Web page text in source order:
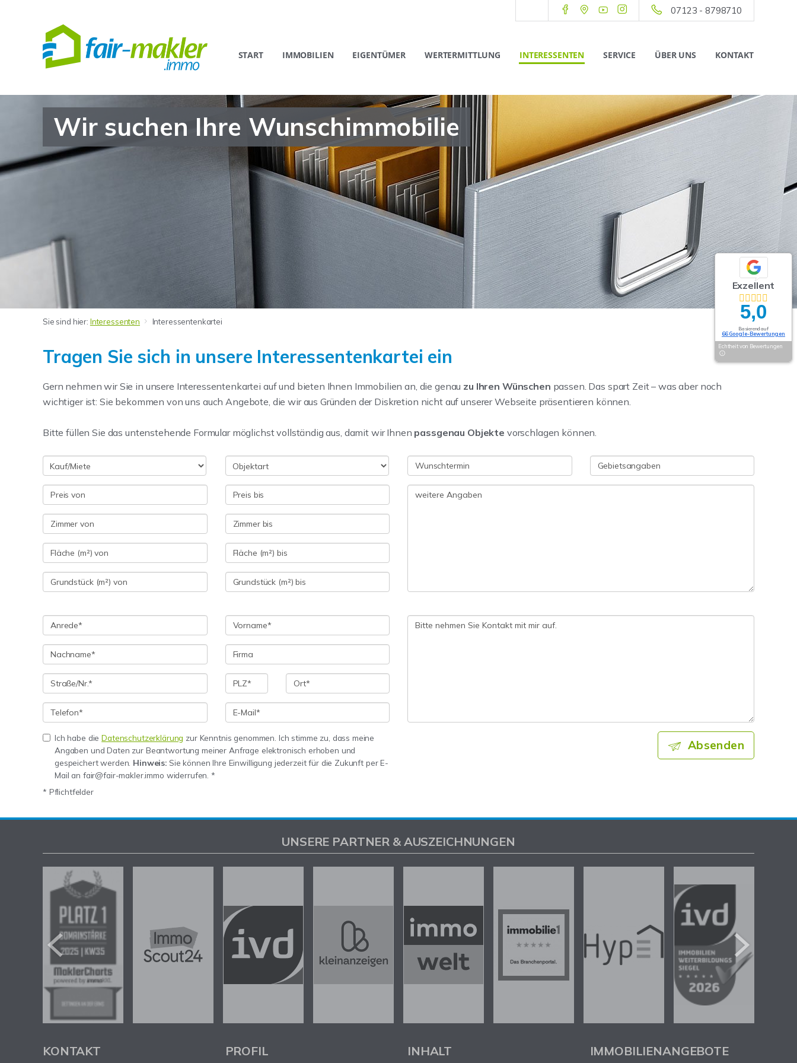
07123 - 8798710
START IMMOBILIEN EIGENTÜMER WERTERMITTLUNG INTERESSENTEN SERVICE ÜBER UNS KONTAKT
Wir suchen Ihre Wunschimmobilie
Sie sind hier: Interessenten Interessentenkartei
Tragen Sie sich in unsere Interessentenkartei ein
Gern nehmen wir Sie in unsere Interessentenkartei auf und bieten Ihnen Immobilien an, die genau zu Ihren Wünschen passen. Das spart Zeit – was aber noch
wichtiger ist: Sie bekommen von uns auch Angebote, die wir aus Gründen der Diskretion nicht auf unserer Webseite präsentieren können.
Bitte füllen Sie das untenstehende Formular möglichst vollständig aus, damit wir Ihnen passgenau Objekte vorschlagen können.
Ich habe dieDatenschutzerklärung zur Kenntnis genommen. Ich stimme zu, dass meine
Angaben und Daten zur Beantwortung meiner Anfrage elektronisch erhoben und
gespeichert werden. Hinweis:Sie können Ihre Einwilligung jederzeit für die Zukunft per E-
Mail an fair@fair-makler.immo widerrufen. *
* Pflichtfelder
Absenden
Exzellent
5,0
Basierend auf
66 Google-Bewertungen
Echtheit von Bewertungen
UNSERE PARTNER & AUSZEICHNUNGEN
KONTAKT PROFIL INHALT IMMOBILIENANGEBOTE